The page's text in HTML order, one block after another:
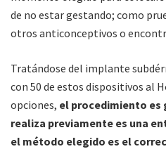
de no estar gestando; como
otros anticonceptivos o
Tratándose del implante
con 50 de estos dispositivos al
opciones, el procedimiento es
realiza previamente es una
el método elegido es el